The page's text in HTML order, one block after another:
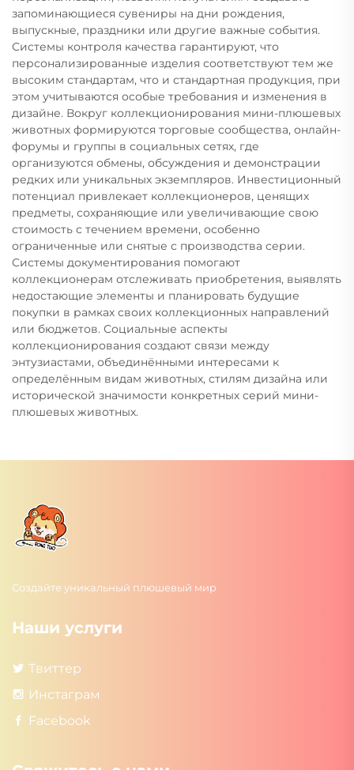
запоминающиеся сувениры на дни рождения,
выпускные, праздники или другие важные события.
Системы контроля качества гарантируют, что
персонализированные изделия соответствуют тем же
высоким стандартам, что и стандартная продукция, при
этом учитываются особые требования и изменения в
дизайне. Вокруг коллекционирования мини-плюшевых
животных формируются торговые сообщества, онлайн-
форумы и группы в социальных сетях, где
организуются обмены, обсуждения и демонстрации
редких или уникальных экземпляров. Инвестиционный
потенциал привлекает коллекционеров, ценящих
предметы, сохраняющие или увеличивающие свою
стоимость с течением времени, особенно
ограниченные или снятые с производства серии.
Системы документирования помогают
коллекционерам отслеживать приобретения, выявлять
недостающие элементы и планировать будущие
покупки в рамках своих коллекционных направлений
или бюджетов. Социальные аспекты
коллекционирования создают связи между
энтузиастами, объединёнными интересами к
определённым видам животных, стилям дизайна или
исторической значимости конкретных серий мини-
плюшевых животных.
Создайте уникальный плюшевый мир
Наши услуги
Твиттер
Инстаграм
Facebook